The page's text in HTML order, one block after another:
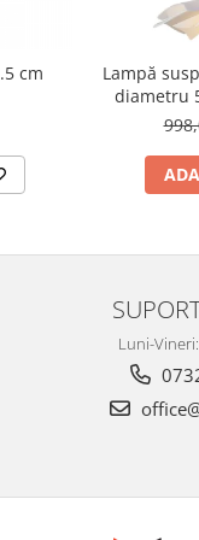
cm
Lampă
diametru
Luni-